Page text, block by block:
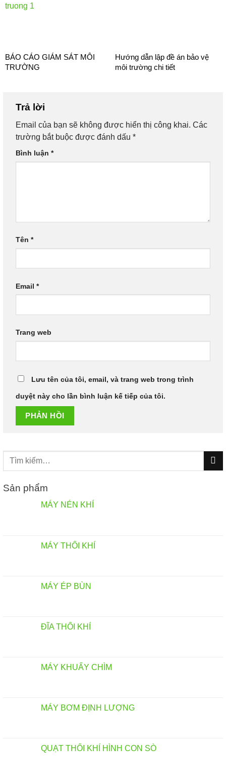
BÁO CÁO GIÁM SÁT MÔI
TRƯỜNG
Hướng dẫn lập đề án bảo vệ
môi trường chi tiết
Trả lời
Email của bạn sẽ không được hiển thị công khai. Các
trường bắt buộc được đánh dấu *
Bình luận *
Tên *
Email *
Trang web
Lưu tên của tôi, email, và trang web trong trình
duyệt này cho lần bình luận kế tiếp của tôi.
Tìm
Sản phẩm
MÁY NÉN KHÍ
MÁY THỔI KHÍ
MÁY ÉP BÙN
ĐĨA THỔI KHÍ
MÁY KHUẤY CHÌM
MÁY BƠM ĐỊNH LƯỢNG
QUẠT THỔI KHÍ HÌNH CON SÒ